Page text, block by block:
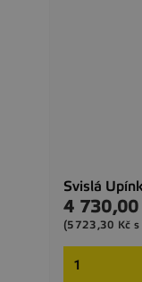
Svislá
Cena
4 730,00
(5723,30 Kč s